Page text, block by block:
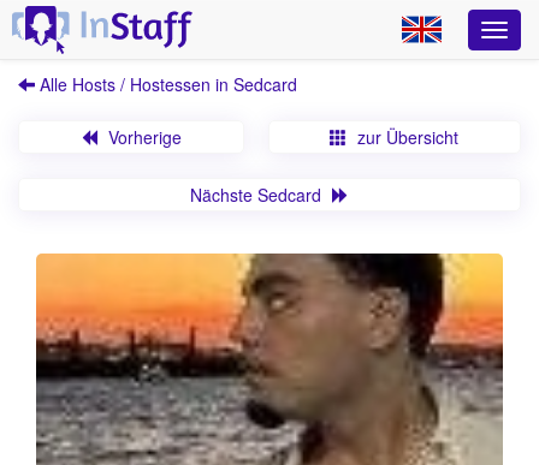
Alle Hosts / Hostessen in Sedcard
Vorherige zur Übersicht
Nächste Sedcard